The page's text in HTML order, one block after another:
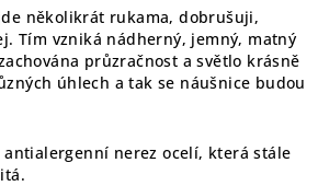
několikrát rukama, dobrušuji,
Tím vzniká nádherný, jemný, matný
průzračnost a světlo krásně
úhlech a tak se náušnice budou
nerez ocelí, která stále